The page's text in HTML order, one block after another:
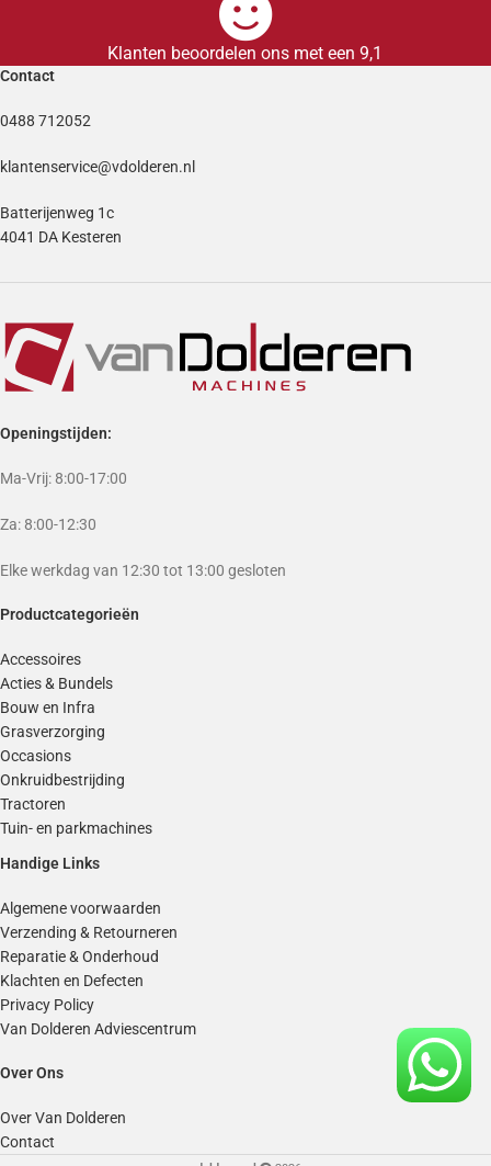
Klanten beoordelen ons met een 9,1
Contact
0488 712052
klantenservice@vdolderen.nl
Batterijenweg 1c
4041 DA Kesteren
Openingstijden:
Ma-Vrij: 8:00-17:00
Za: 8:00-12:30
Elke werkdag van 12:30 tot 13:00 gesloten
Productcategorieën
Accessoires
Acties & Bundels
Bouw en Infra
Grasverzorging
Occasions
Onkruidbestrijding
Tractoren
Tuin- en parkmachines
Handige Links
Algemene voorwaarden
Verzending & Retourneren
Reparatie & Onderhoud
Klachten en Defecten
Privacy Policy
Van Dolderen Adviescentrum
Over Ons
Over Van Dolderen
Contact